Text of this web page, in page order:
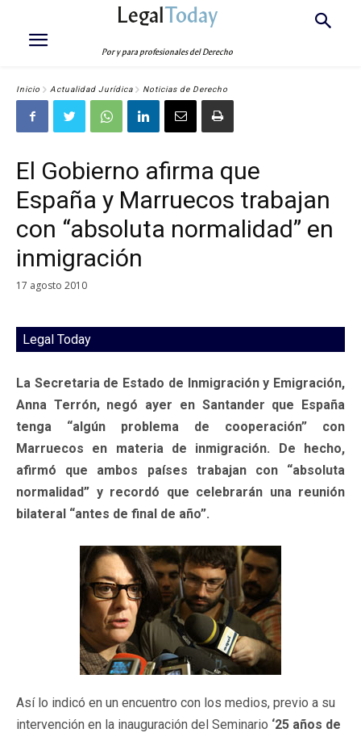
LegalToday
Por y para profesionales del Derecho
Inicio Actualidad Jurídica Noticias de Derecho
El Gobierno afirma que
España y Marruecos trabajan
con “absoluta normalidad” en
inmigración
17 agosto 2010
Legal Today
La Secretaria de Estado de Inmigración y Emigración,
Anna Terrón, negó ayer en Santander que España
tenga “algún problema de cooperación” con
Marruecos en materia de inmigración. De hecho,
afirmó que ambos países trabajan con “absoluta
normalidad” y recordó que celebrarán una reunión
bilateral “antes de final de año”.
Así lo indicó en un encuentro con los medios, previo a su
intervención en la inauguración del Seminario ‘25 años de